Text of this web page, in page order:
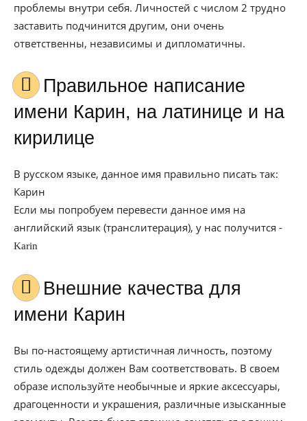
проблемы внутри себя. Личностей с числом 2 трудно
заставить подчинится другим, они очень
ответственны, независимы и дипломатичны.
Правильное написание
имени Карин, на латинице и на
кирилице
В русском языке, данное имя правильно писать так:
Карин
Если мы попробуем перевести данное имя на
английский язык (транслитерация), у нас получится -
Karin
Внешние качества для
имени Карин
Вы по-настоящему артистичная личность, поэтому
стиль одежды должен Вам соответствовать. В своем
образе используйте необычные и яркие аксессуары,
драгоценности и украшения, различные изысканные